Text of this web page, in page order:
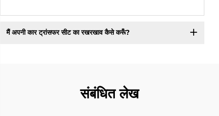
मैं अपनी कार ट्रांसफर सीट का रखरखाव कैसे करूँ?
संबंधित लेख